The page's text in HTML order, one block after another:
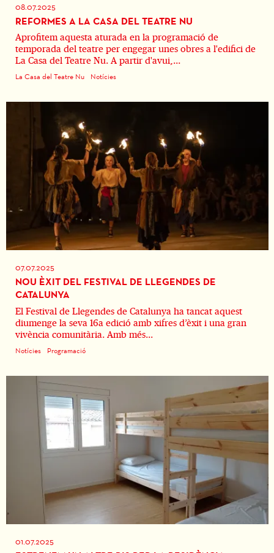
08.07.2025
REFORMES A LA CASA DEL TEATRE NU
Aprofitem aquesta aturada en la programació de
temporada del teatre per engegar unes obres a l'edifici de
La Casa del Teatre Nu. A partir d'avui,...
La Casa del Teatre Nu Notícies
07.07.2025
NOU ÈXIT DEL FESTIVAL DE LLEGENDES DE
CATALUNYA
El Festival de Llegendes de Catalunya ha tancat aquest
diumenge la seva 16a edició amb xifres d’èxit i una gran
vivència comunitària. Amb més...
Notícies Programació
01.07.2025